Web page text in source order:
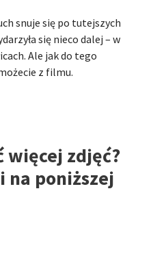
snuje się po tutejszych
się nieco dalej – w
Ale jak do tego
z filmu.
więcej zdjęć?
poniższej